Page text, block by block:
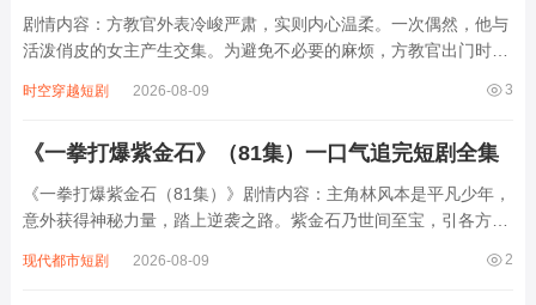
剧情内容：方教官外表冷峻严肃，实则内心温柔。一次偶然，他与
活泼俏皮的女主产生交集。为避免不必要的麻烦，方教官出门时总
温，从最初的互相试探，到后来暗生情愫。他们一起经历了许多趣
3
时空穿越短剧 2026-08-09
《一拳打爆紫金石》（81集）一口气追完短剧全集
《一拳打爆紫金石（81集）》剧情内容：主角林风本是平凡少年，
意外获得神秘力量，踏上逆袭之路。紫金石乃世间至宝，引各方势
途中，他不断突破自我，历经重重磨难。面对强大的敌人，他凭借
2
现代都市短剧 2026-08-09